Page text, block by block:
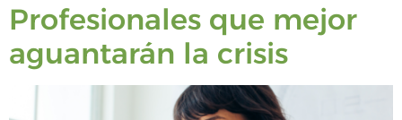
Profesionales que mejor
aguantarán la crisis